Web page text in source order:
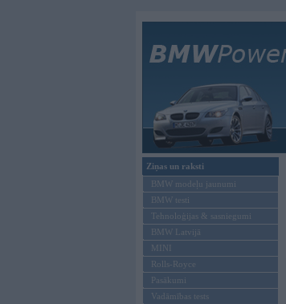
Ziņas un raksti
BMW modeļu jaunumi
BMW testi
Tehnoloģijas & sasniegumi
BMW Latvijā
MINI
Rolls-Royce
Pasākumi
Vadāmības tests